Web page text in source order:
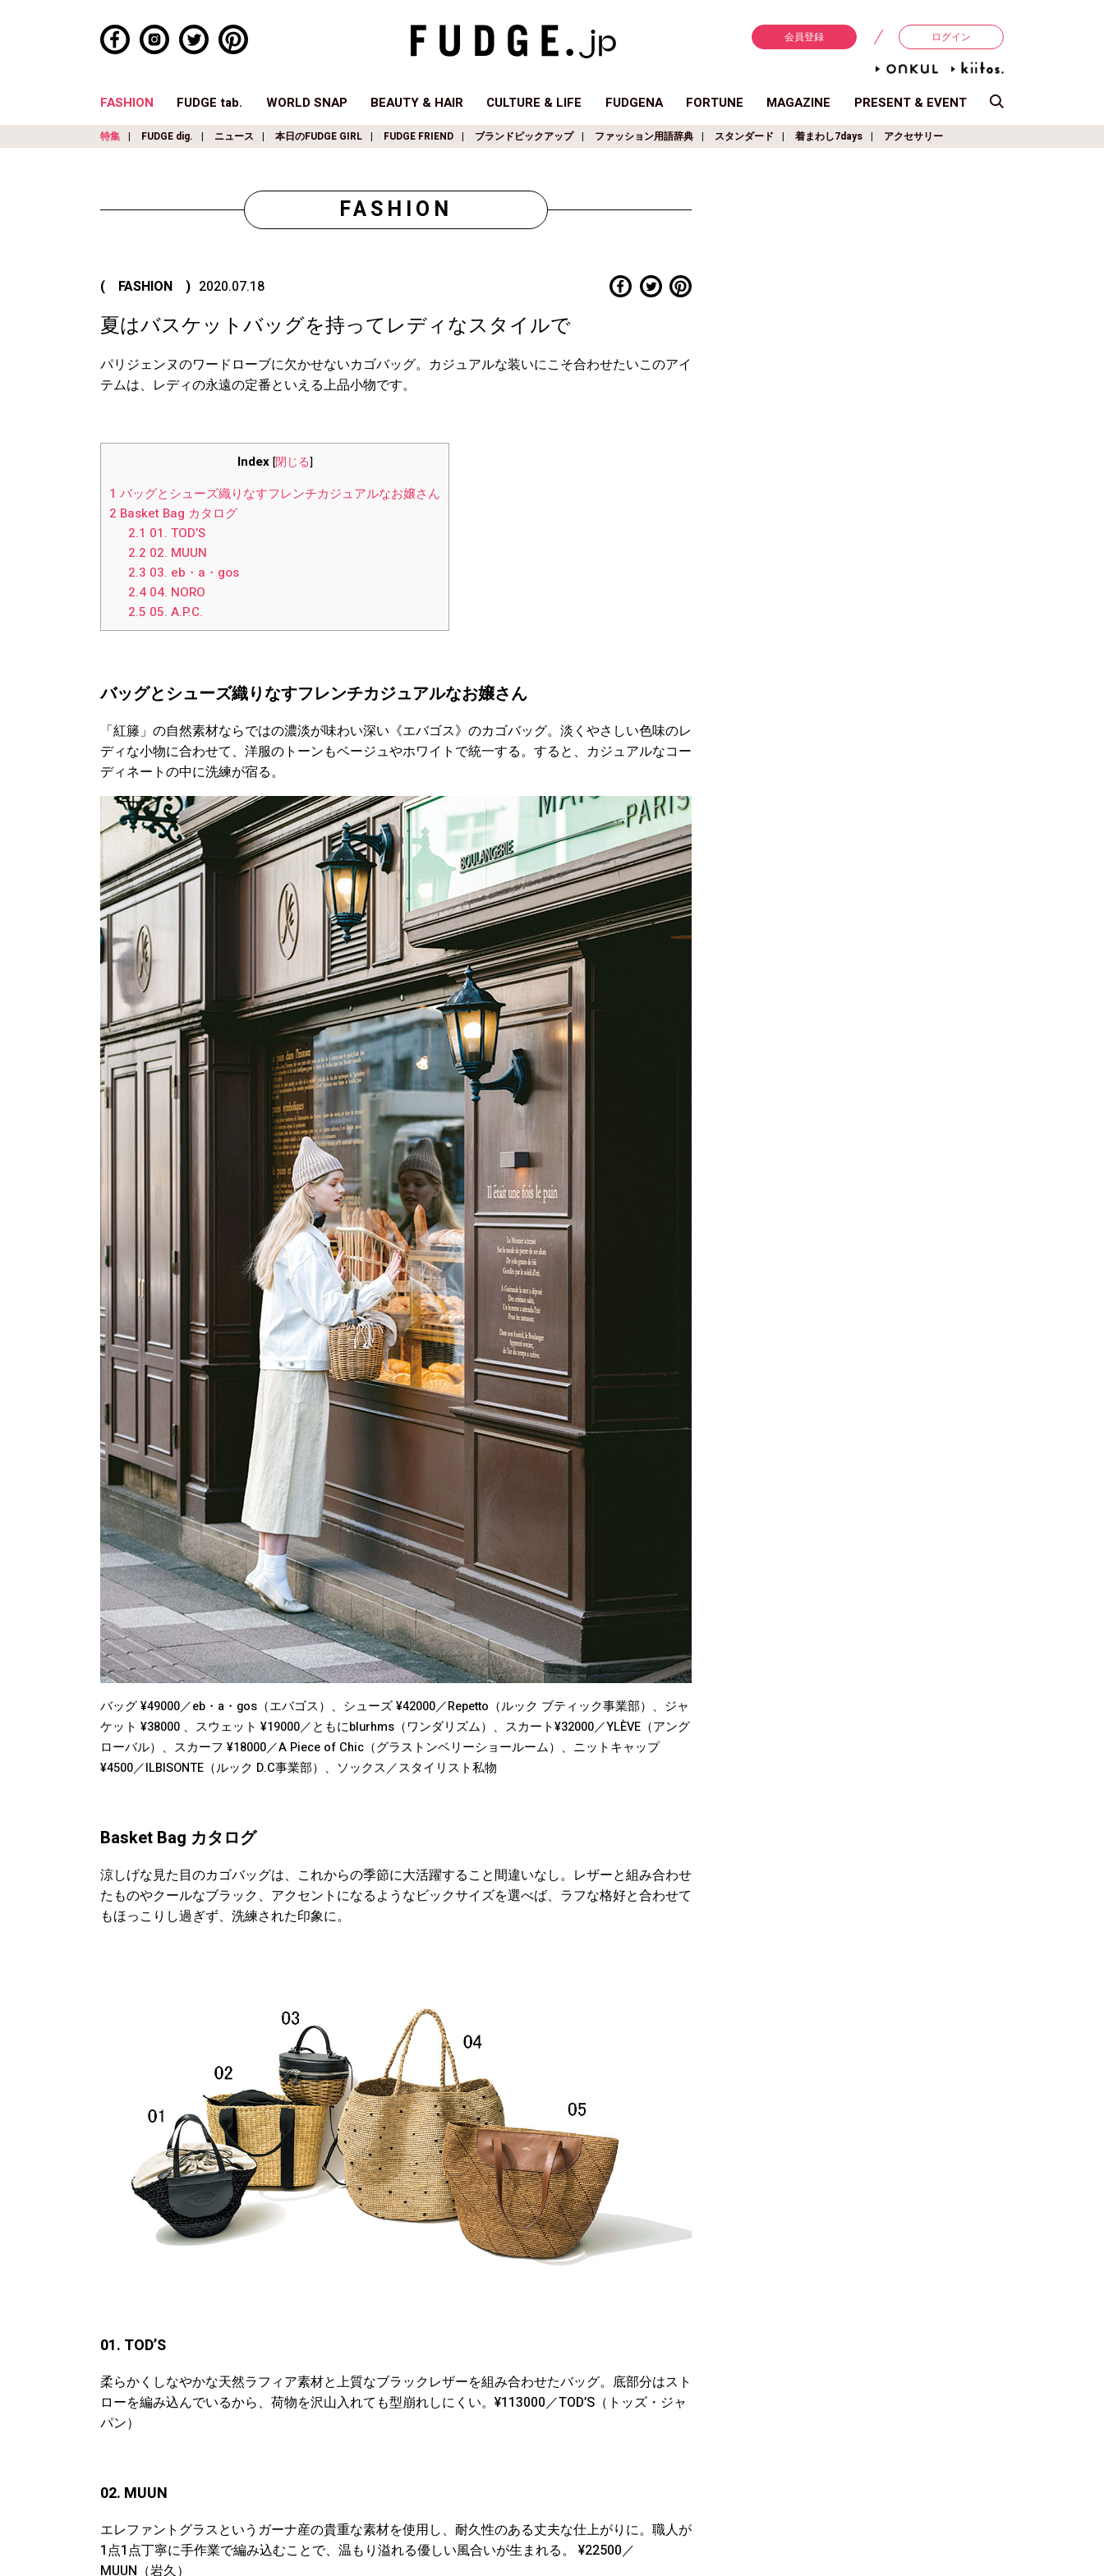
会員登録 ログイン
FASHION FUDGE tab. WORLD SNAP BEAUTY & HAIR CULTURE & LIFE FUDGENA FORTUNE MAGAZINE PRESENT & EVENT
特集 FUDGE dig. ニュース 本日のFUDGE GIRL FUDGE FRIEND ブランドピックアップ ファッション用語辞典 スタンダード 着まわし7days アクセサリー
FASHION
( FASHION ) 2020.07.18
夏はバスケットバッグを持ってレディなスタイルで
パリジェンヌのワードローブに欠かせないカゴバッグ。カジュアルな装いにこそ合わせたいこのアイ
テムは、レディの永遠の定番といえる上品小物です。
Index [閉じる]
1 バッグとシューズ織りなすフレンチカジュアルなお嬢さん
2 Basket Bag カタログ
2.1 01. TOD’S
2.2 02. MUUN
2.3 03. eb・a・gos
2.404. NORO
2.5 05. A.P.C.
バッグとシューズ織りなすフレンチカジュアルなお嬢さん
「紅籐」の自然素材ならではの濃淡が味わい深い《エバゴス》のカゴバッグ。淡くやさしい色味のレ
ディな小物に合わせて、洋服のトーンもベージュやホワイトで統一する。すると、カジュアルなコー
ディネートの中に洗練が宿る。
バッグ ¥49000／eb・a・gos（エバゴス）、シューズ ¥42000／Repetto（ルック ブティック事業部）、ジャ
ケット ¥38000 、スウェット ¥19000／ともにblurhms（ワンダリズム）、スカート¥32000／YLÈVE（アング
ローバル）、スカーフ ¥18000／A Piece of Chic（グラストンベリーショールーム）、ニットキャップ
¥4500／ILBISONTE（ルック D.C事業部）、ソックス／スタイリスト私物
Basket Bag カタログ
涼しげな見た目のカゴバッグは、これからの季節に大活躍すること間違いなし。レザーと組み合わせ
たものやクールなブラック、アクセントになるようなビックサイズを選べば、ラフな格好と合わせて
もほっこりし過ぎず、洗練された印象に。
01. TOD’S
柔らかくしなやかな天然ラフィア素材と上質なブラックレザーを組み合わせたバッグ。底部分はスト
ローを編み込んでいるから、荷物を沢山入れても型崩れしにくい。¥113000／TOD’S（トッズ・ジャ
パン）
02. MUUN
エレファントグラスというガーナ産の貴重な素材を使用し、耐久性のある丈夫な仕上がりに。職人が
1点1点丁寧に手作業で編み込むことで、温もり溢れる優しい風合いが生まれる。 ¥22500／
MUUN（岩久）